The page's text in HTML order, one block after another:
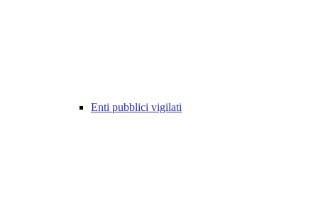
Enti pubblici vigilati